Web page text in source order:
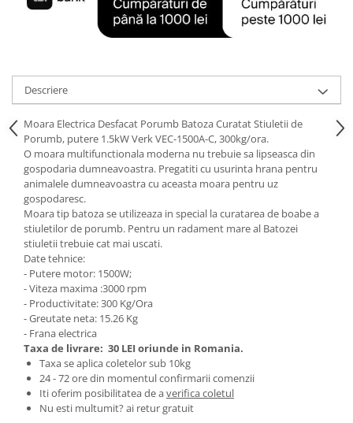
Tractoraș de tuns gazonul
Echipamente pentru animale
Aparate de tuns animale
Piese si accesorii aparate de tuns
animale
Tarcuri animale
Semanatori
Masini batut stalpi si accesorii
Roabe & accesorii
Casute gradina si cutii depozitare
Mobilier gradina
Corturi, Prelate si plase de
umbrire
Lopeti zapada
Zdrobitoare si teascuri
Teascuri
Zdrobitoare electrice
Descriere
Moara Electrica Desfacat Porumb Batoza Curatat Stiuletii de
Porumb, putere 1.5kW Verk VEC-1500A-C, 300kg/ora.
O moara multifunctionala moderna nu trebuie sa lipseasca din
gospodaria dumneavoastra. Pregatiti cu usurinta hrana pentru
animalele dumneavoastra cu aceasta moara pentru uz
gospodaresc.
Moara tip batoza se utilizeaza in special la curatarea de boabe a
stiuletilor de porumb. Pentru un radament mare al Batozei
stiuletii trebuie cat mai uscati.
Date tehnice:
- Putere motor: 1500W;
- Viteza maxima :3000 rpm
- Productivitate: 300 Kg/Ora
- Greutate neta: 15.26 Kg
- Frana electrica
Taxa de livrare: 30 LEI oriunde in Romania.
Taxa se aplica coletelor sub 10kg
24 - 72 ore din momentul confirmarii comenzii
Iti oferim posibilitatea de averifica coletul
Nu esti multumit? ai retur gratuit